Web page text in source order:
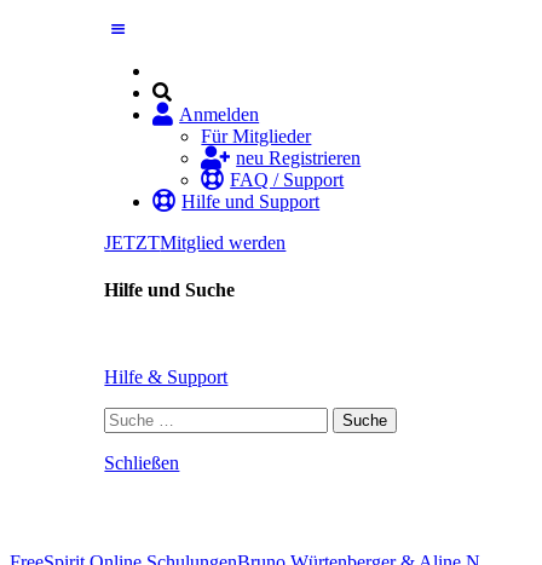
Anmelden
Für Mitglieder
neu Registrieren
FAQ / Support
Hilfe und Support
JETZTMitglied werden
Hilfe und Suche
Hilfe & Support
Suche
nach:
Schließen